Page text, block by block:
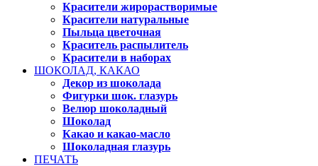
Красители жирорастворимые
Красители натуральные
Пыльца цветочная
Краситель распылитель
Красители в наборах
ШОКОЛАД, КАКАО
Декор из шоколада
Фигурки шок. глазурь
Велюр шоколадный
Шоколад
Какао и какао-масло
Шоколадная глазурь
ПЕЧАТЬ